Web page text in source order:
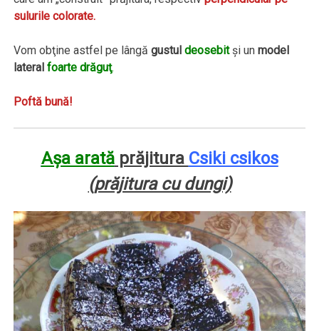
sulurile colorate.
Vom obţine astfel pe lângăgustuldeosebitşi unmodel
lateralfoarte drăguţ.
Poftă bună!
Aşa aratăprăjitura Csiki csikos
(prăjitura cu dungi)